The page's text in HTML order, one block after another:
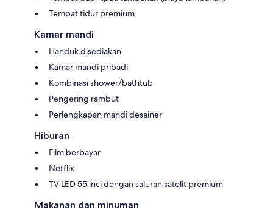
Tempat tidur premium
Kamar mandi
Handuk disediakan
Kamar mandi pribadi
Kombinasi shower/bathtub
Pengering rambut
Perlengkapan mandi desainer
Hiburan
Film berbayar
Netflix
TV LED 55 inci dengan saluran satelit premium
Makanan dan minuman